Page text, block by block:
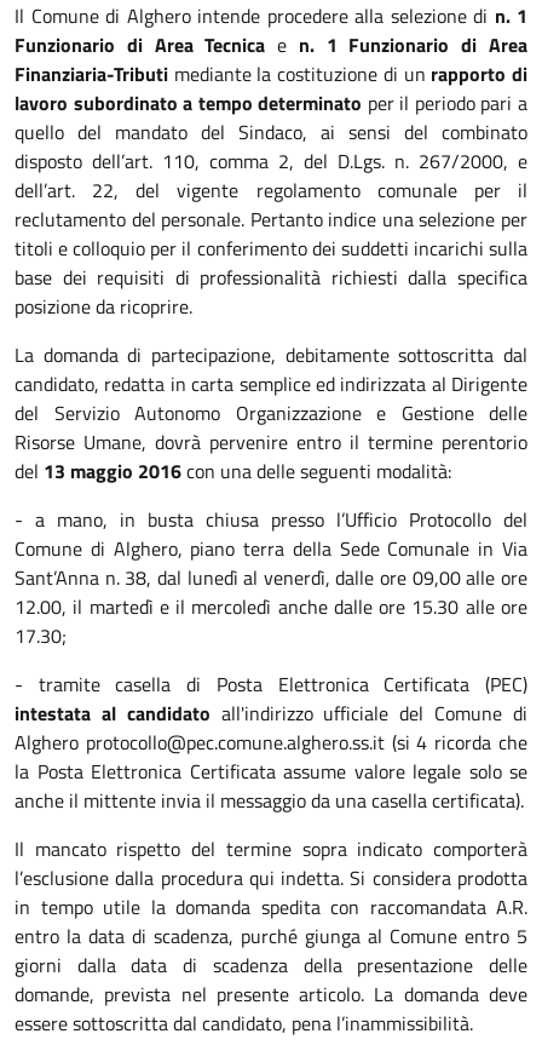
Il Comune di Alghero intende procedere alla selezione di n. 1
Funzionario di Area Tecnica e n. 1 Funzionario di Area
Finanziaria-Tributi mediante la costituzione di un rapporto di
lavoro subordinato a tempo determinato per il periodo pari a
quello del mandato del Sindaco, ai sensi del combinato
disposto dell’art. 110, comma 2, del D.Lgs. n. 267/2000, e
dell’art. 22, del vigente regolamento comunale per il
reclutamento del personale. Pertanto indice una selezione per
titoli e colloquio per il conferimento dei suddetti incarichi sulla
base dei requisiti di professionalità richiesti dalla specifica
posizione da ricoprire.
La domanda di partecipazione, debitamente sottoscritta dal
candidato, redatta in carta semplice ed indirizzata al Dirigente
del Servizio Autonomo Organizzazione e Gestione delle
Risorse Umane, dovrà pervenire entro il termine perentorio
del 13 maggio 2016con una delle seguenti modalità:
- a mano, in busta chiusa presso l’Ufficio Protocollo del
Comune di Alghero, piano terra della Sede Comunale in Via
Sant’Anna n. 38, dal lunedì al venerdì, dalle ore 09,00 alle ore
12.00, il martedì e il mercoledì anche dalle ore 15.30 alle ore
17.30;
- tramite casella di Posta Elettronica Certificata (PEC)
intestata al candidato all'indirizzo ufficiale del Comune di
Alghero protocollo@pec.comune.alghero.ss.it (si 4 ricorda che
la Posta Elettronica Certificata assume valore legale solo se
anche il mittente invia il messaggio da una casella certificata).
Il mancato rispetto del termine sopra indicato comporterà
l’esclusione dalla procedura qui indetta. Si considera prodotta
in tempo utile la domanda spedita con raccomandata A.R.
entro la data di scadenza, purché giunga al Comune entro 5
giorni dalla data di scadenza della presentazione delle
domande, prevista nel presente articolo. La domanda deve
essere sottoscritta dal candidato, pena l’inammissibilità.